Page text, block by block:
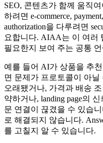
SEO, 콘텐츠가 함께 움직
하려면 e-commerce,
authorization을 다루려면
요합니다. AIAA는 이 여러
필요한지 보여 주는 공통
예를 들어 AI가 상품을 추
면 문제가 프로토콜이 아
오래됐거나, 가격과 배송
약하거나, landing page의
문 연결이 끊겼을 수 있습
로 해결되지 않습니다.
를 고칠지 알 수 있습니다.